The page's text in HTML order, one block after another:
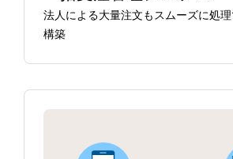
法人による大量注文もスムーズに処
構築